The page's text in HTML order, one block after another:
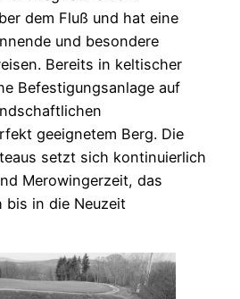
dem Fluß und hat eine
und besondere
Bereits in keltischer
Befestigungsanlage auf
geeignetem Berg. Die
setzt sich kontinuierlich
Merowingerzeit, das
bis in die Neuzeit